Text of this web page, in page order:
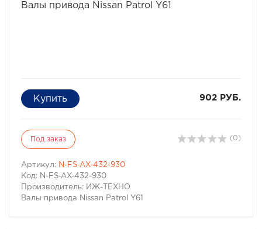
Усиленные валы («палки») передних приводов Nissan
Валы привода Nissan Patrol Y61
902 РУБ.
Под заказ (0)
Артикул: N-FS-AX-432-930
Код: N-FS-AX-432-930
Производитель: ИЖ-ТЕХНО
Валы привода Nissan Patrol Y61